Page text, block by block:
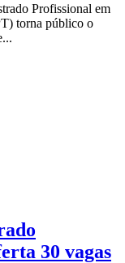
Profissional em
torna público o
30 vagas